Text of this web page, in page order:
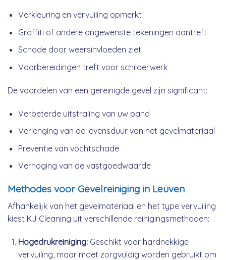
Verkleuring en vervuiling opmerkt
Graffiti of andere ongewenste tekeningen aantreft
Schade door weersinvloeden ziet
Voorbereidingen treft voor schilderwerk
De voordelen van een gereinigde gevel zijn significant:
Verbeterde uitstraling van uw pand
Verlenging van de levensduur van het gevelmateriaal
Preventie van vochtschade
Verhoging van de vastgoedwaarde
Methodes voor Gevelreiniging in Leuven
Afhankelijk van het gevelmateriaal en het type vervuiling
kiest KJ Cleaning uit verschillende reinigingsmethoden:
Hogedrukreiniging:Geschikt voor hardnekkige
vervuiling, maar moet zorgvuldig worden gebruikt om